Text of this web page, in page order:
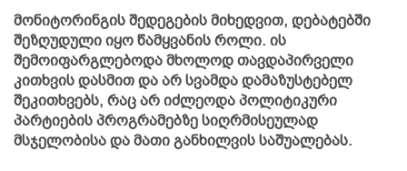
მონიტორინგის შედეგების მიხედვით, დებატებში
შეზღუდული იყო წამყვანის როლი. ის
შემოიფარგლებოდა მხოლოდ თავდაპირველი
კითხვის დასმით და არ სვამდა დამაზუსტებელ
შეკითხვებს, რაც არ იძლეოდა პოლიტიკური
პარტიების პროგრამებზე სიღრმისეულად
მსჯელობისა და მათი განხილვის საშუალებას.